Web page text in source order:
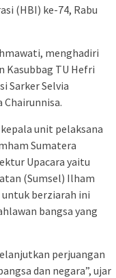
(HBI) ke-74, Rabu
menghadiri
Kasubbag TU Hefri
Sarker Selvia
Chairunnisa.
unit pelaksana
Sumatera
Upacara yaitu
(Sumsel) Ilham
untuk berziarah ini
bangsa yang
perjuangan
dan negara”, ujar